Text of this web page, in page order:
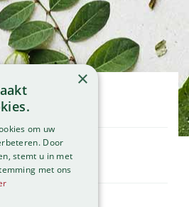
×
om uw
Door
stemt u in met
met ons